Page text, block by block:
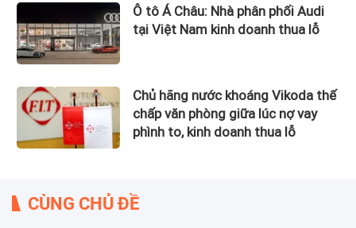
Ô tô Á Châu: Nhà phân phối Audi
tại Việt Nam kinh doanh thua lỗ
Chủ hãng nước khoáng Vikoda thế
chấp văn phòng giữa lúc nợ vay
phình to, kinh doanh thua lỗ
CÙNG CHỦ ĐỀ